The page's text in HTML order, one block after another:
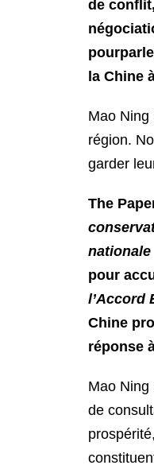
de
la Chine
Mao Ning
région.
garder
The
nationale
pour
l’Accord
Chine
réponse
Mao Ning
de